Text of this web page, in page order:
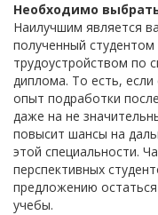
Необходимо
Наилучшим является
полученный
трудоустройством по
диплома. То есть, если
опыт подработки
даже на не
повысит шансы на
этой специальности.
перспективных
предложению
учебы.